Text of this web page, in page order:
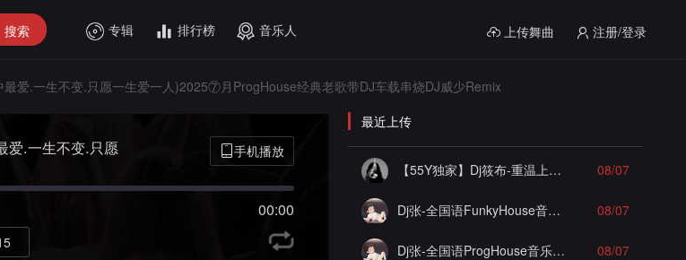
搜索 专辑 排行榜 音乐人 上传舞曲 注册/登录
最爱.一生不变.只愿一生爱一人)2025⑦月ProgHouse经典老歌带DJ车载串烧DJ威少Remix
爱.一生不变.只愿
手机播放
00:00
最近上传
【55Y独家】Dj筱布-重温上头包房经典死一样的痛苦Electro串烧 08/07
Dj张-全国语FunkyHouse音乐打造晴天私人订制谁明浪子心实录串烧Vol.1 08/07
Dj张-全国语ProgHouse音乐打造极致之冰徐颖思漂泊的感情实录串烧Vol.30 08/07